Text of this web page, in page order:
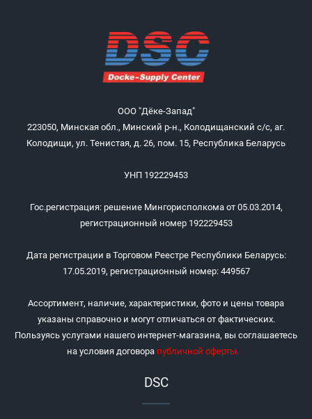
ООО "Дёке-Запад"
223050, Минская обл., Минский р-н., Колодищанский с/с, аг.
Колодищи, ул. Тенистая, д. 26, пом. 15, Республика Беларусь
УНП 192229453
Гос.регистрация: решение Мингорисполкома от 05.03.2014,
регистрационный номер 192229453
Дата регистрации в Торговом Реестре Республики Беларусь:
17.05.2019, регистрационный номер: 449567
Ассортимент, наличие, характеристики, фото и цены товара
указаны справочно и могут отличаться от фактических.
Пользуясь услугами нашего интернет-магазина, вы соглашаетесь
на условия договора публичной оферты.
DSC